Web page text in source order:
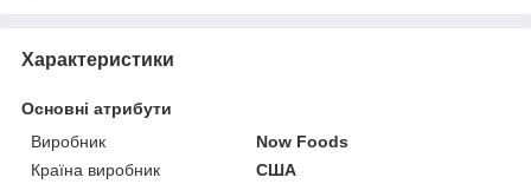
Характеристики
Основні атрибути
Виробник
Now Foods
Країна виробник
США